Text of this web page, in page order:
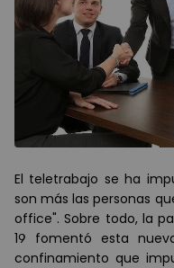
El teletrabajo se ha
son más las personas
office". Sobre todo, la
19 fomentó esta
confinamiento que